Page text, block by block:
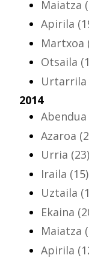
Maiatza
Apirila
Martxoa
Otsaila
Urtarrila
2014
Abendua
Azaroa
Urria (23)
Iraila (15)
Uztaila
Ekaina
Maiatza
Apirila